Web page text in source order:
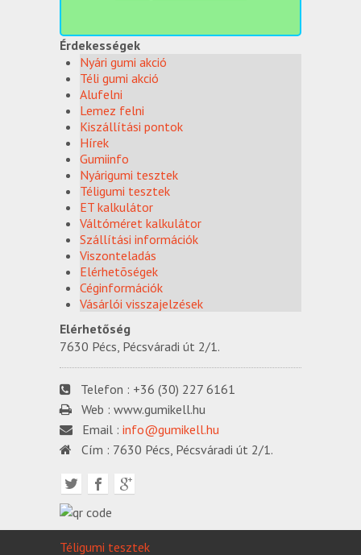
Érdekességek
Nyári gumi akció
Téli gumi akció
Alufelni
Lemez felni
Kiszállítási pontok
Hírek
Gumiinfo
Nyárigumi tesztek
Téligumi tesztek
ET kalkulátor
Váltóméret kalkulátor
Szállítási információk
Viszonteladás
Elérhetõségek
Céginformációk
Vásárlói visszajelzések
Elérhetőség
7630 Pécs, Pécsváradi út 2/1.
Telefon : +36 (30) 227 6161
Web : www.gumikell.hu
Email : info@gumikell.hu
Cím : 7630 Pécs, Pécsváradi út 2/1.
Téligumi tesztek